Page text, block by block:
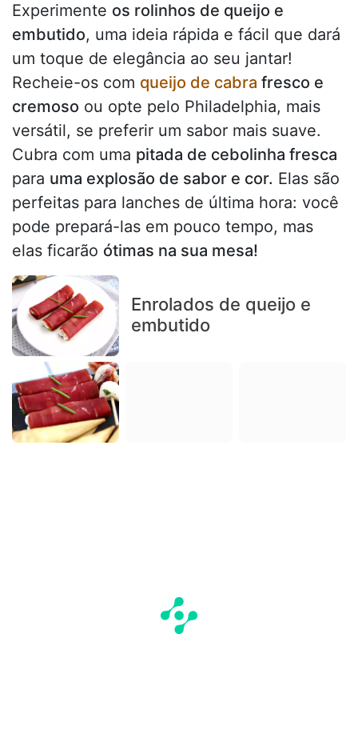
Experimente os rolinhos de queijo e
embutido, uma ideia rápida e fácil que dará
um toque de elegância ao seu jantar!
Recheie-os com queijo de cabra fresco e
cremoso ou opte pelo Philadelphia, mais
versátil, se preferir um sabor mais suave.
Cubra com uma pitada de cebolinha fresca
para uma explosão de sabor e cor. Elas são
perfeitas para lanches de última hora: você
pode prepará-las em pouco tempo, mas
elas ficarão ótimas na sua mesa!
Enrolados de queijo e
embutido